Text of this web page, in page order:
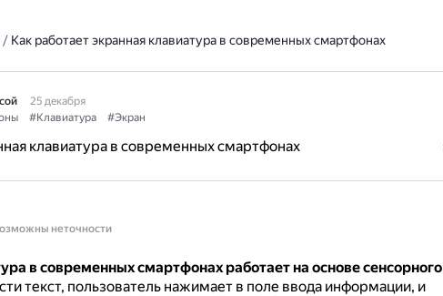
/ Как работает экранная клавиатура в современных смартфонах
25 декабря
#Клавиатура #Экран
клавиатура в современных смартфонах
неточности
в современных смартфонах работает на основе сенсорного
текст, пользователь нажимает в поле ввода информации, и